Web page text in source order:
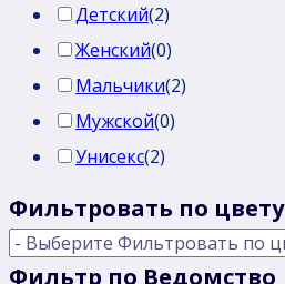
Детский(2)
Женский(0)
Мальчики(2)
Мужской(0)
Унисекс(2)
Фильтровать по цвету
Фильтр по Ведомство